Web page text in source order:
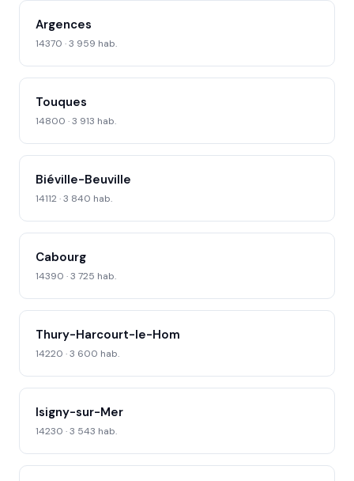
Argences
14370 · 3 959 hab.
Touques
14800 · 3 913 hab.
Biéville-Beuville
14112 · 3 840 hab.
Cabourg
14390 · 3 725 hab.
Thury-Harcourt-le-Hom
14220 · 3 600 hab.
Isigny-sur-Mer
14230 · 3 543 hab.